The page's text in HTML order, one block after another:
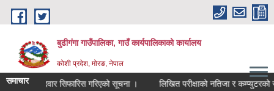
Skip to main content
बुढीगंगा गाउँपालिका, गाउँ कार्यपालिकाको कार्यालय
कोशी प्रदेश, मोरङ, नेपाल
समाचारउम्मेदवार सिफारिस गरिएको सूचना । लिखित परीक्षाको नतिजा र कम्प्युटरको सीप